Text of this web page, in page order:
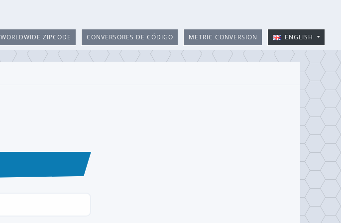
WORLDWIDE ZIPCODE CONVERSORES DE CÓDIGO METRIC CONVERSION ENGLISH